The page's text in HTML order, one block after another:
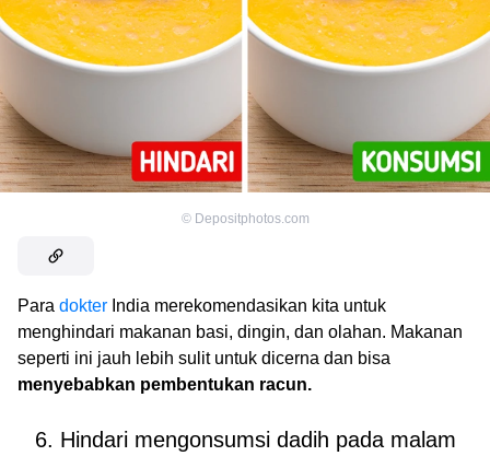
© Depositphotos.com
Para dokter India merekomendasikan kita untuk
menghindari makanan basi, dingin, dan olahan. Makanan
seperti ini jauh lebih sulit untuk dicerna dan bisa
menyebabkan pembentukan racun.
6. Hindari mengonsumsi dadih pada malam